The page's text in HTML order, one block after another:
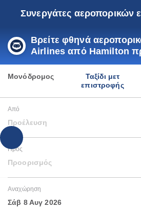
Συνεργάτες αεροπορικών
Βρείτε φθηνά
Airlines από Hamilton
Μονόδρομος
Ταξίδι μετ
επιστροφής
Από
Προέλευση
Προς
Προορισμός
Αναχώρηση
Σάβ 8 Αυγ 2026